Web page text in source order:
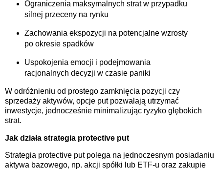
Ograniczenia maksymalnych strat w przypadku
silnej przeceny na rynku
Zachowania ekspozycji na potencjalne wzrosty
po okresie spadków
Uspokojenia emocji i podejmowania
racjonalnych decyzji w czasie paniki
W odróżnieniu od prostego zamknięcia pozycji czy
sprzedaży aktywów, opcje put pozwalają utrzymać
inwestycje, jednocześnie minimalizując ryzyko głębokich
strat.
Jak działa strategia protective put
Strategia protective put polega na jednoczesnym posiadaniu
aktywa bazowego, np. akcji spółki lub ETF-u oraz zakupie